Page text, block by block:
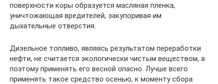
поверхности коры образуется масляная пленка,
уничтожающая вредителей, закупоривая им
дыхательные отверстия.
Дизельное топливо, являясь результатом переработки
нефти, не считается экологически чистым веществом, а
поэтому применять его весной опасно. Лучше всего
применять такое средство осенью, к моменту сбора